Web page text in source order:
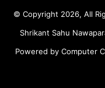
© Copyright 2026, All
Shrikant Sahu
Powered by Computer